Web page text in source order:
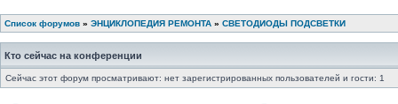
Список форумов » ЭНЦИКЛОПЕДИЯ РЕМОНТА » СВЕТОДИОДЫ ПОДСВЕТКИ
Кто сейчас на конференции
Сейчас этот форум просматривают: нет зарегистрированных пользователей и гости: 1